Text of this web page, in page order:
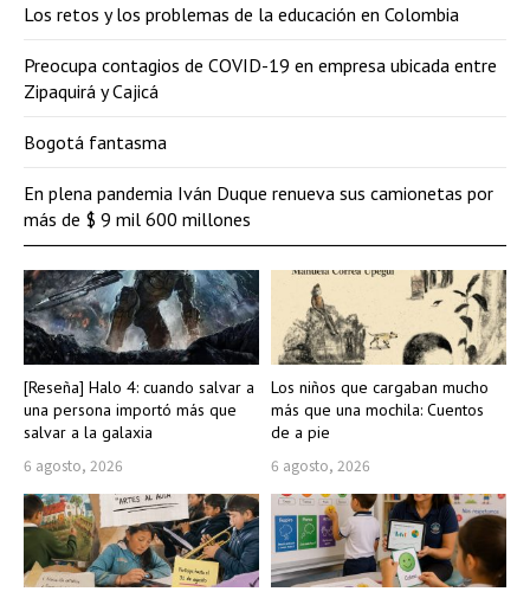
[Reseña] Halo 4: cuando salvar a
una persona importó más que
salvar a la galaxia
6 agosto, 2026
Los niños que cargaban mucho
más que una mochila: Cuentos
de a pie
6 agosto, 2026
Los retos y los problemas de la educación en Colombia
Preocupa contagios de COVID-19 en empresa ubicada entre
Zipaquirá y Cajicá
Bogotá fantasma
En plena pandemia Iván Duque renueva sus camionetas por
más de $ 9 mil 600 millones